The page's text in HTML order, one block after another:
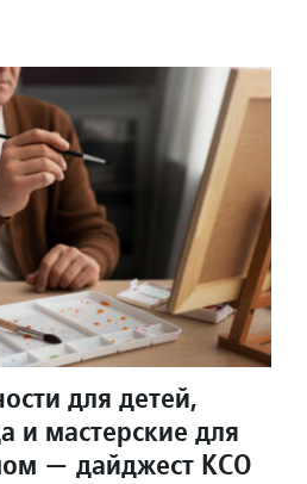
для детей,
и мастерские для
— дайджест КСО